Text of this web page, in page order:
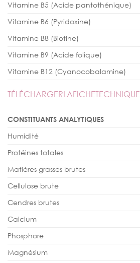
Vitamine B5 (Acide pantothénique)
Vitamine B6 (Pyridoxine)
Vitamine B8 (Biotine)
Vitamine B9 (Acide folique)
Vitamine B12 (Cyanocobalamine)
CONSTITUANTS ANALYTIQUES
Humidité
Protéines totales
Matières grasses brutes
Cellulose brute
Cendres brutes
Calcium
Phosphore
Magnésium